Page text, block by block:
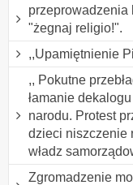
przeprowadzenia
"żegnaj religio!".
,,Upamiętnienie
,, Pokutne
łamanie
narodu. Protest
dzieci niszczenie
władz
Zgromadzenie